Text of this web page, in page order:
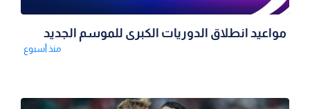
مواعيد انطلاق الدوريات الكبرى للموسم الجديد
منذ أسبوع